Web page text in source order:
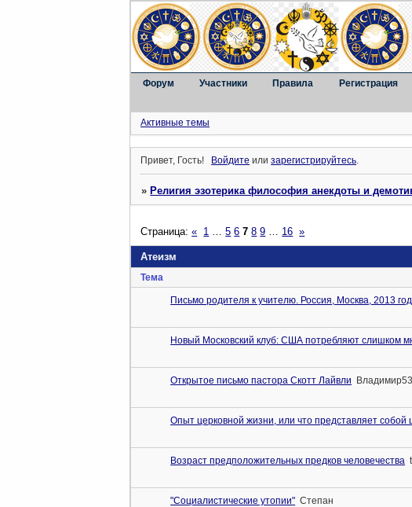
Форум Участники Правила Регистрация
Активные темы
Привет, Гость! Войдите илизарегистрируйтесь.
»Религия эзотерика философия анекдоты и
Атеизм
Страница:« 1 5 6 7 8 9 16 »
Тема
Письмо родителя к учителю. Россия, Москва, 2013 год.
Новый Московский клуб: США потребляют слишком
Открытое письмо пастора Скотт Лайвли Владимир53
Опыт церковной жизни, или что представляет собой
Возраст предположительных предков человечества
"Социалистические утопии" Степан